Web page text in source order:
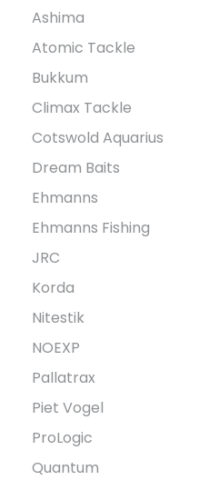
Ashima
Atomic Tackle
Bukkum
Climax Tackle
Cotswold Aquarius
Dream Baits
Ehmanns
Ehmanns Fishing
JRC
Korda
Nitestik
NOEXP
Pallatrax
Piet Vogel
ProLogic
Quantum